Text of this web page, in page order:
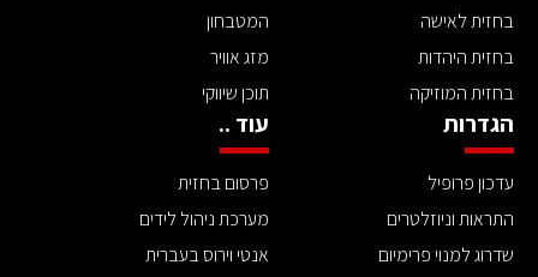
בחזית לאישה
בחזית היהדות
בחזית המוזיקה
המטבחון
מזג אוויר
תוכן שיווקי
הגדרות
עדכון פרופיל
התראות וניוזלטרים
שדרוג למנוי פרימיום
עוד ..
פרסום בחזית
מערכת ניהול לידים
אנטי וירוס בעברית